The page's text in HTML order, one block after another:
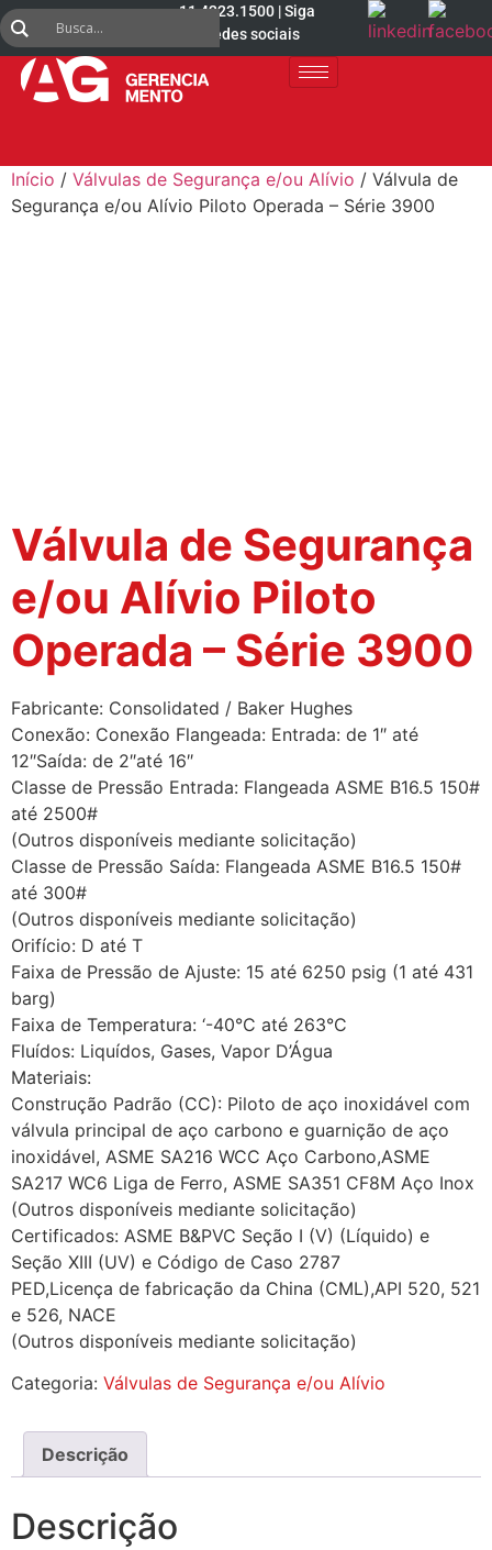
11 4223.1500 | Siga
nas redes sociais
Início / Válvulas de Segurança e/ou Alívio / Válvula de
Segurança e/ou Alívio Piloto Operada – Série 3900
Válvula de Segurança
e/ou Alívio Piloto
Operada – Série 3900
Fabricante: Consolidated / Baker Hughes
Conexão: Conexão Flangeada: Entrada: de 1″ até
12″Saída: de 2″até 16″
Classe de Pressão Entrada: Flangeada ASME B16.5 150#
até 2500#
(Outros disponíveis mediante solicitação)
Classe de Pressão Saída: Flangeada ASME B16.5 150#
até 300#
(Outros disponíveis mediante solicitação)
Orifício: D até T
Faixa de Pressão de Ajuste: 15 até 6250 psig (1 até 431
barg)
Faixa de Temperatura: ‘-40°C até 263°C
Fluídos: Liquídos, Gases, Vapor D’Água
Materiais:
Construção Padrão (CC): Piloto de aço inoxidável com
válvula principal de aço carbono e guarnição de aço
inoxidável, ASME SA216 WCC Aço Carbono,ASME
SA217 WC6 Liga de Ferro, ASME SA351 CF8M Aço Inox
(Outros disponíveis mediante solicitação)
Certificados: ASME B&PVC Seção I (V) (Líquido) e
Seção XIII (UV) e Código de Caso 2787
PED,Licença de fabricação da China (CML),API 520, 521
e 526, NACE
(Outros disponíveis mediante solicitação)
Categoria: Válvulas de Segurança e/ou Alívio
Descrição
Descrição